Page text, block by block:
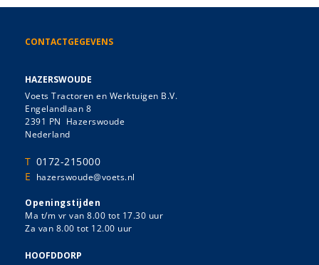
CONTACTGEGEVENS
HAZERSWOUDE
Voets Tractoren en Werktuigen B.V.
Engelandlaan 8
2391 PN Hazerswoude
Nederland
T 0172-215000
E hazerswoude@voets.nl
Openingstijden
Ma t/m vr van 8.00 tot 17.30 uur
Za van 8.00 tot 12.00 uur
HOOFDDORP